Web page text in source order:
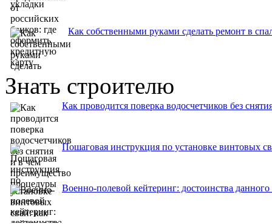
Как собственными руками сделать ремонт в
Знать строителю
Как проводится поверка водосчетчиков без
Пошаговая инструкция по установке винтовых
Военно-полевой кейтеринг: достоинства